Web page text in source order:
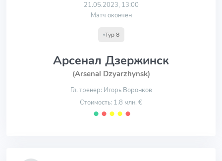
21.05.2023, 13:00
Матч окончен
Тур 8
Арсенал Дзержинск
(Arsenal Dzyarzhynsk)
Гл. тренер: Игорь Воронков
Стоимость: 1.8 млн. €
⬤ ⬤ ⬤ ⬤ ⬤